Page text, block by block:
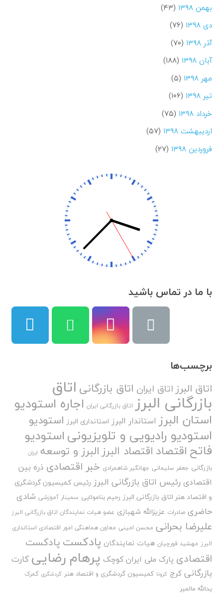
بهمن ۱۳۹۸
(۴۳)
دی ۱۳۹۸
(۷۶)
آذر ۱۳۹۸
(۷۰)
آبان ۱۳۹۸
(۱۸۸)
مهر ۱۳۹۸
(۵)
تیر ۱۳۹۸
(۱۰۶)
خرداد ۱۳۹۸
(۷۵)
اردیبهشت ۱۳۹۸
(۵۷)
فروردین ۱۳۹۸
(۲۷)
با ما در تماس باشید
برچسب‌ها
اتاق البرز اتاق ایران اتاق بازرگانی اتاق
بازرگانی البرز اتاق بازرگانی ایران اجاره استودیو
استان البرز استاندار البرز استانداری البرز استودیو
استودیو رادیویی و تلویزیونیاستودیو
فاتح اقتصاد اقتصاد البرزالبرز و توسعه ایران
بازرگانی جعفر سلیمانی جهانگیر شاهمرادی خبر اقتصادی ذره بین
اقتصادی رئیس اتاق بازرگانی البرز رئیس کمیسیون گردشگری
و اقتصاد هنر اتاق بازرگانی البرز رحیم بنامولایی سمینار آموزشی شادی
حاضری صادرات عزیزالله شهبازی عضو هیات نمایندگان اتاق بازرگانی البرز
علیرضا بحرانی محسن امینی معاون هماهنگی امور اقتصادی استانداری
البرز مهشید قورچیان هیات نمایندگان پادکست پادکست
اقتصادی پارک ملی ایران کوچک پرهام رضایی کارت
بازرگانی کرج کرونا کمیسیون گردشگری و اقتصاد هنر گردشگری گمرک
یدالله مالمیر